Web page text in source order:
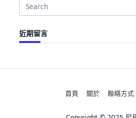
Search
近期留言
首頁 關於 聯絡方式